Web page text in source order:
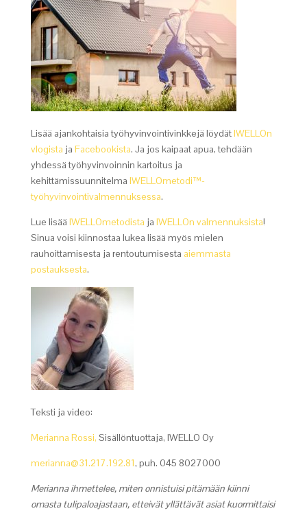
Lisää ajankohtaisia työhyvinvointivinkkejä löydätIWELLOn
vlogista ja Facebookista. Ja jos kaipaat apua, tehdään
yhdessä työhyvinvoinnin kartoitus ja
kehittämissuunnitelma IWELLOmetodi™-
työhyvinvointivalmennuksessa.
Lue lisää IWELLOmetodista ja IWELLOn valmennuksista!
Sinua voisi kiinnostaa lukea lisää myös mielen
rauhoittamisesta ja rentoutumisesta aiemmasta
postauksesta.
Teksti ja video:
Merianna Rossi, Sisällöntuottaja, IWELLO Oy
merianna@31.217.192.81, puh. 045 8027000
Merianna ihmettelee, miten onnistuisi pitämään kiinni
omasta tulipaloajastaan, etteivät yllättävät asiat kuormittaisi